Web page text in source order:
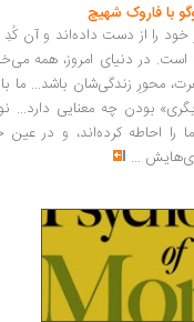
شهیچ‭
دست داده‌اند و آن کُدِ
دنیای امروز، همه می‌خواهند
زندگی‌شان باشد... ما با
چه معنایی دارد... نوشتن
کرده‌اند، و در عین حال،
...